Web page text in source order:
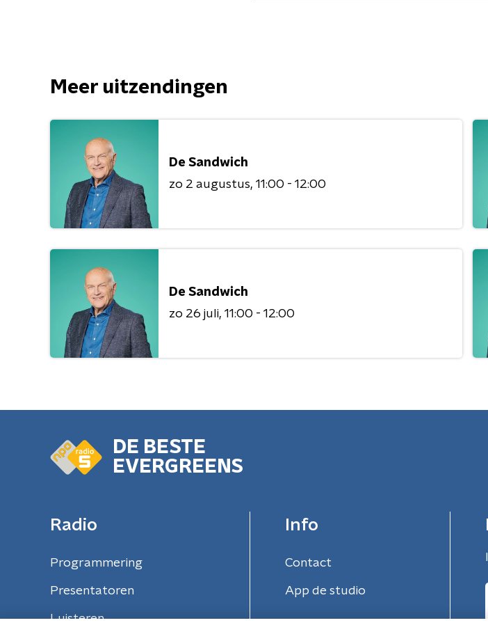
Meer uitzendingen
De Sandwich
zo 2 augustus 11:00 - 12:00
De Sandwich
zo 26 juli 11:00 - 12:00
DE BESTE
EVERGREENS
Radio
Programmering
Presentatoren
Luisteren
Info
Contact
App de studio